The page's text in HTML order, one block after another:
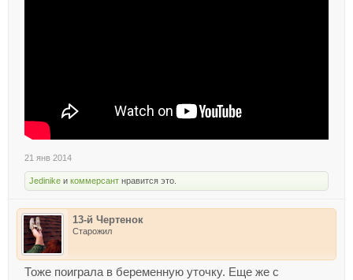
21 янв 2014
Jedinike и коммерсант нравится это.
13-й Чертенок
Старожил
Тоже поиграла в беременную уточку. Еще же с